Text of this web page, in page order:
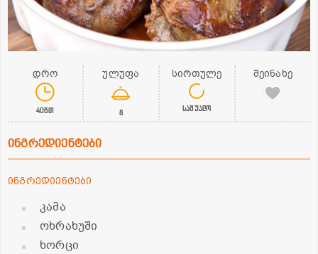
დრო
40წთ
ულუფა
8
სირთულე
საშუალო
შეინახე
ინგრედიენტები
ინგრედიენტები
კამა
ოხრახუში
ხორცი